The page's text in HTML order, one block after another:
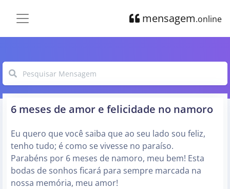
mensagem.online
6 meses de amor e felicidade no namoro
Eu quero que você saiba que ao seu lado sou feliz,
tenho tudo; é como se vivesse no paraíso.
Parabéns por 6 meses de namoro, meu bem! Esta
bodas de sonhos ficará para sempre marcada na
nossa memória, meu amor!